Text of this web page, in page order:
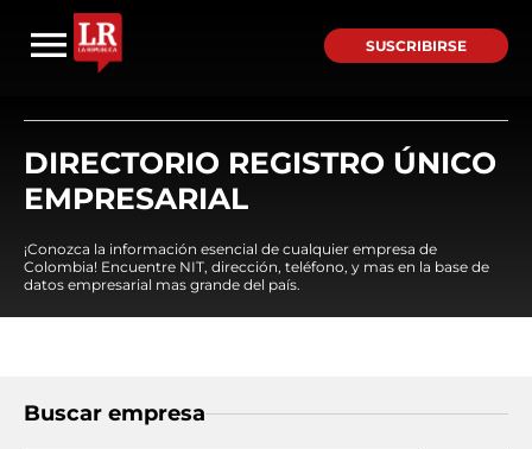
SUSCRIBIRSE
DIRECTORIO REGISTRO ÚNICO
EMPRESARIAL
¡Conozca la información esencial de cualquier empresa de
Colombia! Encuentre NIT, dirección, teléfono, y mas en la base de
datos empresarial mas grande del país.
Buscar empresa